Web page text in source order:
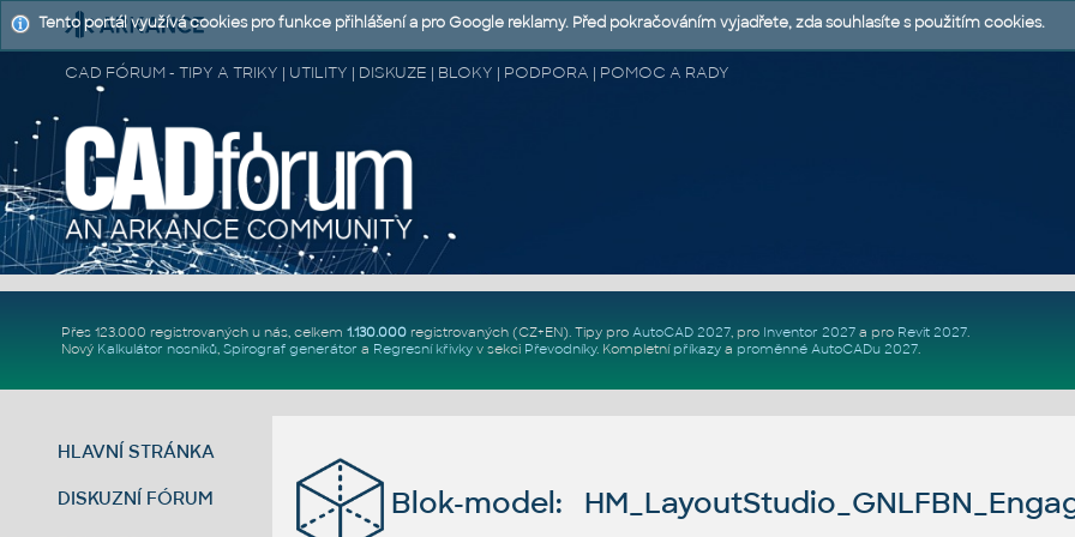
CAD FÓRUM - TIPY A TRIKY | UTILITY | DISKUZE | BLOKY | PODPORA | POMOC A RADY
Přes 123.000 registrovaných u nás, celkem 1.130.000registrovaných (CZ+EN). Tipy pro AutoCAD 2027, pro Inventor 2027a pro Revit 2027.
Nový Kalkulátor nosníků, Spirograf generátor a Regresní křivkyv sekci Převodníky. Kompletní příkazya proměnné AutoCADu 2027.
HLAVNÍ STRÁNKA
DISKUZNÍ FÓRUM Blok-model:
Tento portál využívá cookies pro funkce přihlášení a pro Google reklamy. Před pokračováním vyjadřete, zda souhlasíte s použitím cookies.